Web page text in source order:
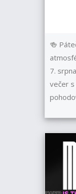
🍻
7.
večer s